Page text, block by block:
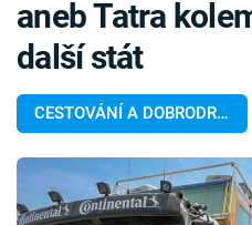
Témata
Témata
CESTOVÁNÍ A DOBRODRUŽSTVÍ
aneb Tatra
další stát